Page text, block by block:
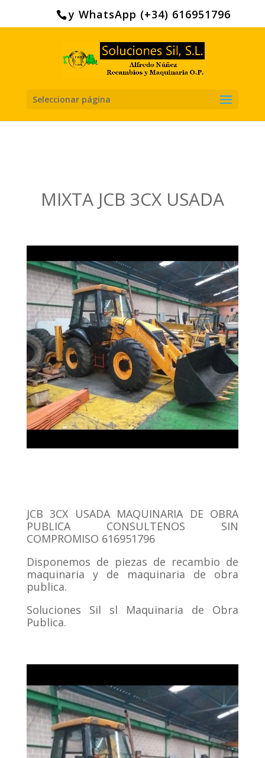
y WhatsApp (+34) 616951796
Seleccionar página
MIXTA JCB 3CX USADA
JCB 3CX USADA MAQUINARIA DE OBRA
PUBLICA CONSULTENOS SIN
COMPROMISO 616951796
Disponemos de piezas de recambio de
maquinaria y de maquinaria de obra
publica.
Soluciones Sil sl Maquinaria de Obra
Publica.